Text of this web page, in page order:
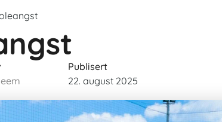
Publisert
22. august 2025